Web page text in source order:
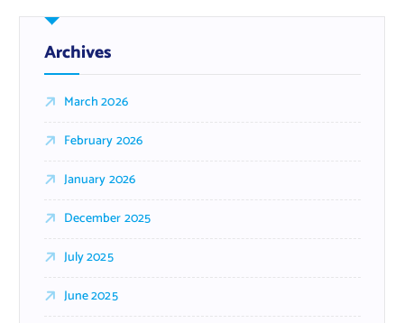
Archives
March 2026
February 2026
January 2026
December 2025
July 2025
June 2025